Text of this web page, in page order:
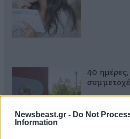
Newsbeast.gr - Do Not
Information
40